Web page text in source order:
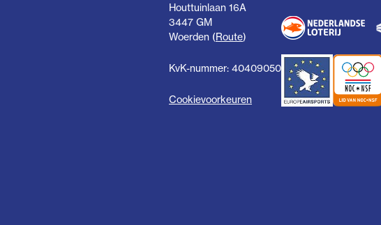
Houttuinlaan 16A
3447 GM
Woerden (Route)
KvK-nummer: 40409050
Cookievoorkeuren